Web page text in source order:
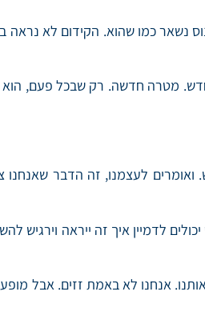
נשאר כמו שהוא. הקידום לא נראה
חדש. מטרה חדשה. רק שבכל פעם,
לעצמנו, זה הדבר שאנחנו
לדמיין איך זה ייראה וירגיש